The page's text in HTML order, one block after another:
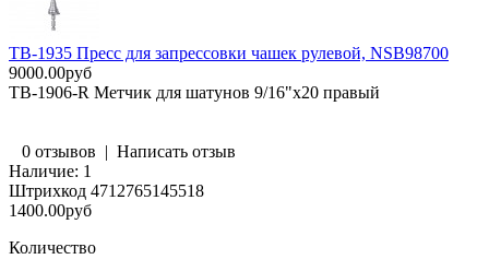
TB-1935 Пресс для запрессовки чашек рулевой, NSB98700
9000.00руб
TB-1906-R Метчик для шатунов 9/16"х20 правый
0 отзывов | Написать отзыв
Наличие: 1
Штрихкод 4712765145518
1400.00руб
Количество